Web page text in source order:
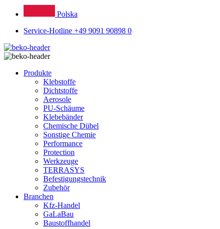
Polska
Service-Hotline +49 9091 90898 0
Produkte
Klebstoffe
Dichtstoffe
Aerosole
PU-Schäume
Klebebänder
Chemische Dübel
Sonstige Chemie
Performance
Protection
Werkzeuge
TERRASYS
Befestigungstechnik
Zubehör
Branchen
Kfz-Handel
GaLaBau
Baustoffhandel